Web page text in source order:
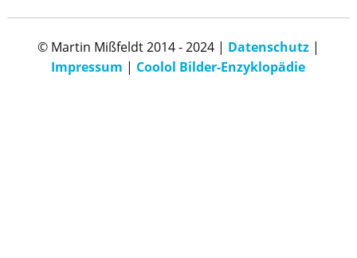
© Martin Mißfeldt 2014 - 2024 | Datenschutz|
Impressum | Coolol Bilder-Enzyklopädie